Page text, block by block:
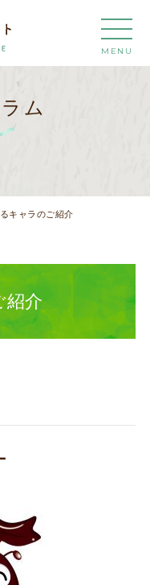
MENU
ム
キャラのご紹介
紹介